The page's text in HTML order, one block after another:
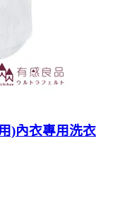
)內衣專用洗衣